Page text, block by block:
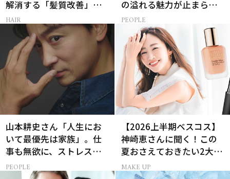
解消する「髪質改善」シ
ャントリ8選
HAIR
の溢れる魅力が止まらな
い【特別画像集】
PEOPLE
山本耕史さん「人生にお
いて最優先は家族」。仕
事も無欲に、ストレスを
溜めない生き方
PEOPLE
【2026上半期ベスコス】
神崎恵さんに聞く！この
夏おさえておきたい2大メ
イクトレンド
MAKE UP